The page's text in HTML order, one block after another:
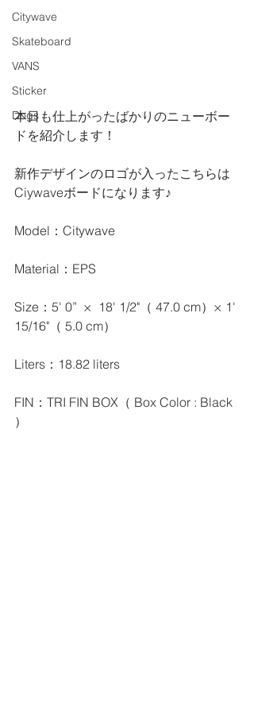
Citywave
Skateboard
VANS
Sticker
Dogs
本日も仕上がったばかりのニューボー
ドを紹介します！
新作デザインのロゴが入ったこちらは
Ciywaveボードになります♪
Model：Citywave
Material：EPS
Size：5' 0”  ×  18' 1/2"（ 47.0 cm）× 1'
15/16"（ 5.0 cm）
Liters：18.82 liters
FIN：TRI FIN BOX（ Box Color : Black
）